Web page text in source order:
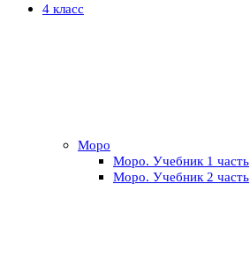
4 класс
Моро
Моро. Учебник 1 часть
Моро. Учебник 2 часть